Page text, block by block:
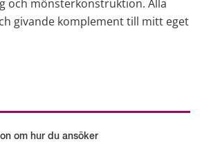
och mönsterkonstruktion. Alla
givande komplement till mitt eget
om hur du ansöker